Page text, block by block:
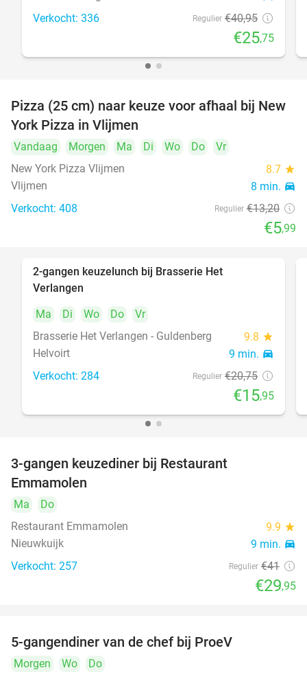
Verkocht: 336 Regulier €40,95
€25,75
55%
Pizza (25 cm) naar keuze voor afhaal bij New
York Pizza in Vlijmen
Vandaag Morgen Ma Di Wo Do
Vr
New York Pizza Vlijmen
8.7 star
Vlijmen 8 min. directions_car
Verkocht: 408 Regulier €13,20
€5,99
2-gangen keuzelunch bij Brasserie Het
Verlangen
Ma
Di Wo Do
Vr
Brasserie Het Verlangen - Guldenberg
9.8 star
Helvoirt 9 min. directions_car
Verkocht: 284 Regulier €20,75
€15,95
3-gangen keuzediner bij Restaurant
Emmamolen
Ma
Do
Restaurant Emmamolen
9.9 star
Nieuwkuijk 9 min. directions_car
Verkocht: 257 Regulier €41
€29,95
5-gangendiner van de chef bij ProeV
Morgen Wo Do